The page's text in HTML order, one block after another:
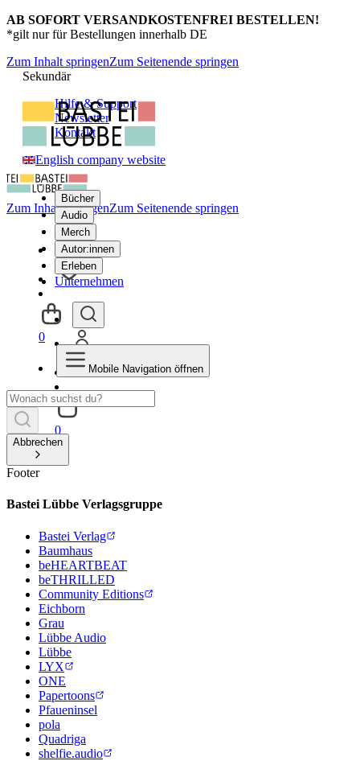
AB SOFORT VERSANDKOSTENFREI BESTELLEN!
*gilt nur für Bestellungen innerhalb DE
Zum Inhalt springenZum Seitenende springen
Sekundär
Hilfe & Support
Newsletter
Kontakt
English company website
Bücher
Audio
Merch
Autor:innen
Erleben
Unternehmen
0
Zum Inhalt springenZum Seitenende springen
0
Mobile Navigation öffnen
Abbrechen
Footer
Bastei Lübbe Verlagsgruppe
Bastei Verlag
Baumhaus
beHEARTBEAT
beTHRILLED
Community Editions
Eichborn
Grau
Lübbe Audio
Lübbe
LYX
ONE
Papertoons
Pfaueninsel
pola
Quadriga
shelfie.audio